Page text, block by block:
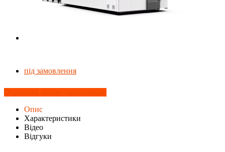
під замовлення
Опис
Характеристики
Відео
Відгуки